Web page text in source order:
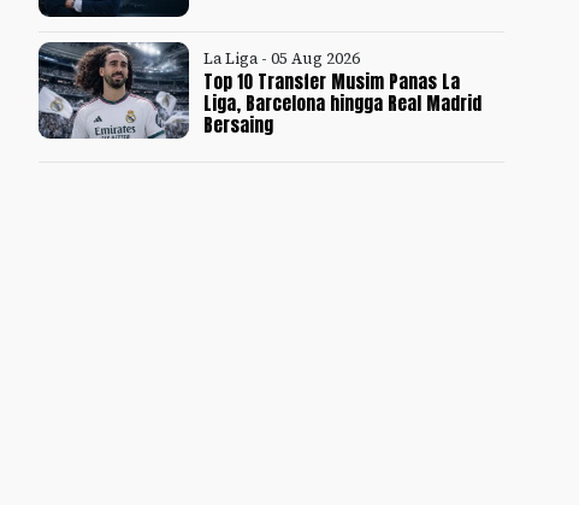
La Liga - 05 Aug 2026
Top 10 Transfer Musim Panas La
Liga, Barcelona hingga Real Madrid
Bersaing